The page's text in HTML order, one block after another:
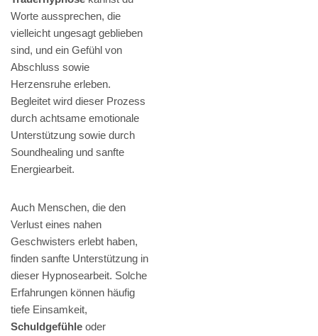
Worte aussprechen, die
vielleicht ungesagt geblieben
sind, und ein Gefühl von
Abschluss sowie
Herzensruhe erleben.
Begleitet wird dieser Prozess
durch achtsame emotionale
Unterstützung sowie durch
Soundhealing und sanfte
Energiearbeit.
Auch Menschen, die den
Verlust eines nahen
Geschwisters erlebt haben,
finden sanfte Unterstützung in
dieser Hypnosearbeit. Solche
Erfahrungen können häufig
tiefe Einsamkeit,
Schuldgefühle oder